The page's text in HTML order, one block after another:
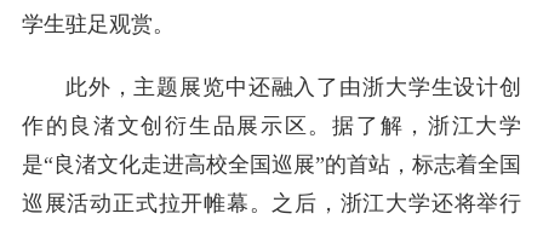
学生驻足观赏。
此外，主题展览中还融入了由浙大学生设计创
作的良渚文创衍生品展示区。据了解，浙江大学
是“良渚文化走进高校全国巡展”的首站，标志着全国
巡展活动正式拉开帷幕。之后，浙江大学还将举行